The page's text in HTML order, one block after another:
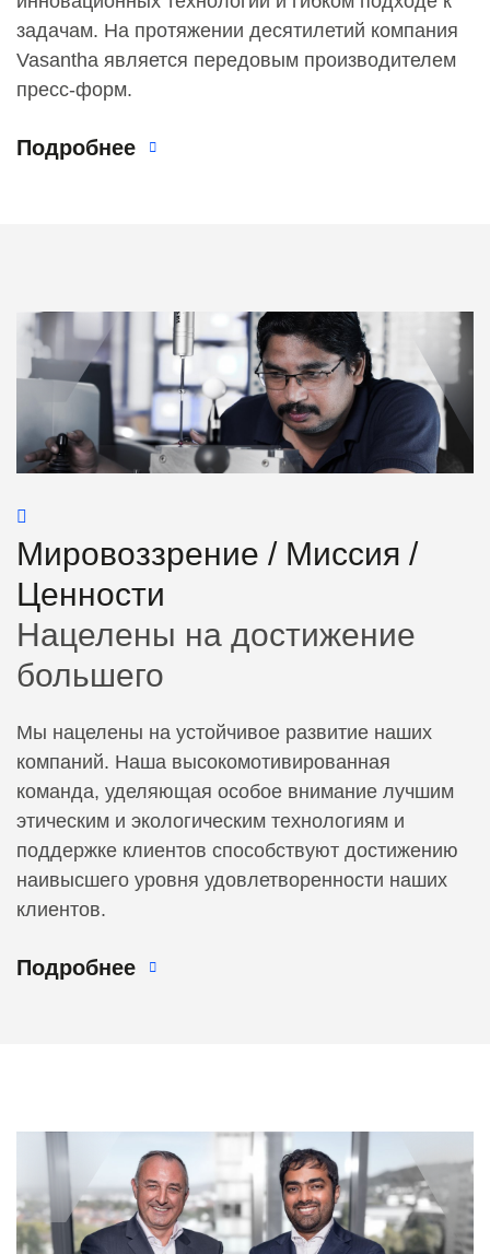
задачам. На протяжении десятилетий компания
Vasantha является передовым производителем
пресс-форм.
Подробнее
Мировоззрение / Миссия /
Ценности
Нацелены на достижение
большего
Мы нацелены на устойчивое развитие наших
компаний. Наша высокомотивированная
команда, уделяющая особое внимание лучшим
этическим и экологическим технологиям и
поддержке клиентов способствуют достижению
наивысшего уровня удовлетворенности наших
клиентов.
Подробнее